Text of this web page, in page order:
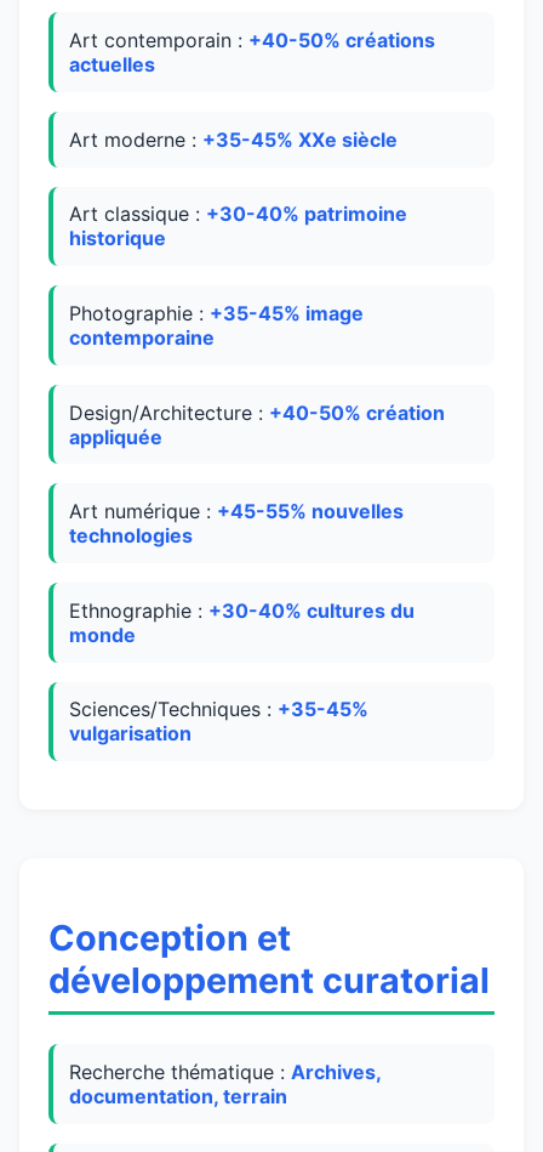
Art contemporain : +40-50% créations
actuelles
Art moderne : +35-45% XXe siècle
Art classique : +30-40% patrimoine
historique
Photographie : +35-45% image
contemporaine
Design/Architecture : +40-50% création
appliquée
Art numérique : +45-55% nouvelles
technologies
Ethnographie : +30-40% cultures du
monde
Sciences/Techniques : +35-45%
vulgarisation
Conception et
développement curatorial
Recherche thématique : Archives,
documentation, terrain